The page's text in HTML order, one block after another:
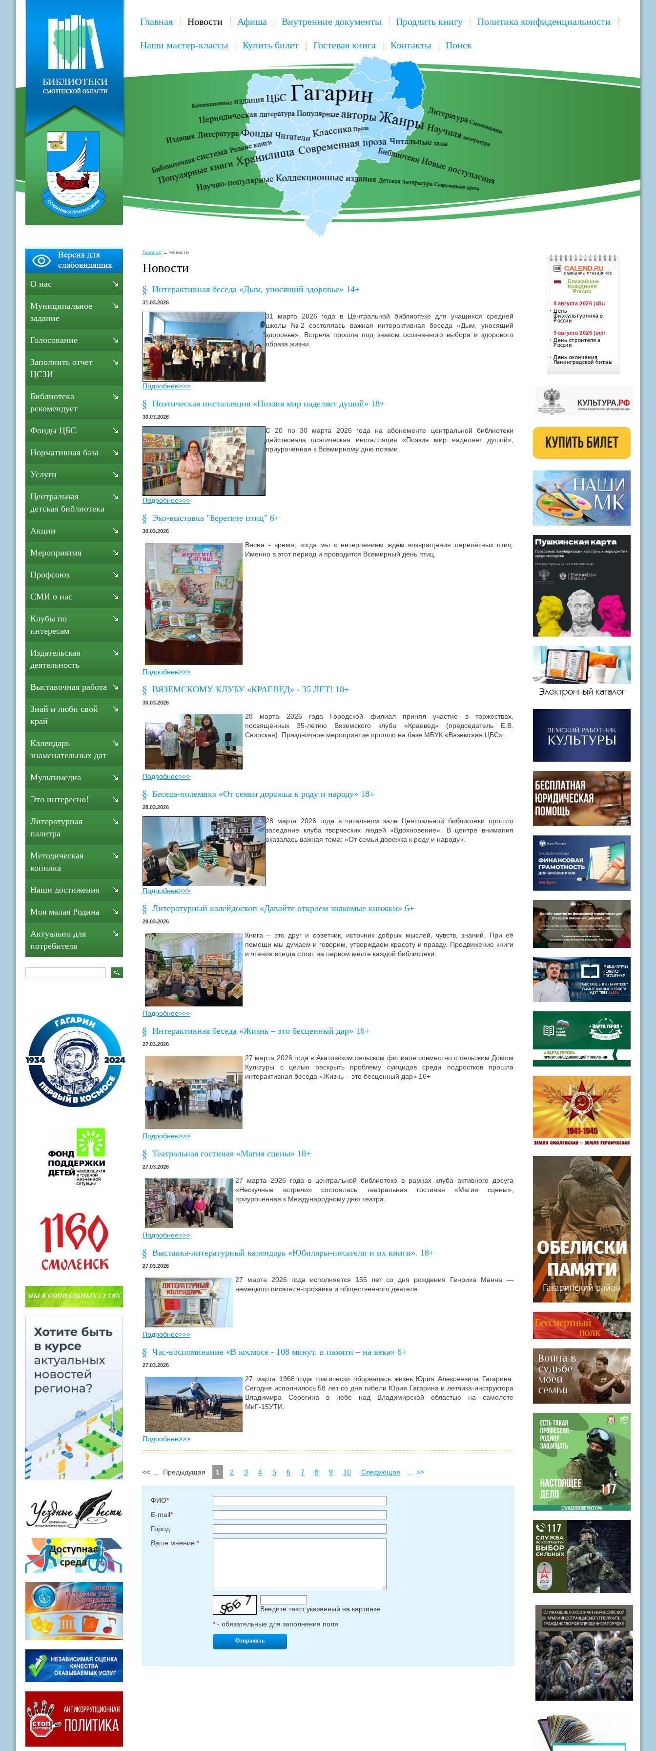
Главная Новости Афиша Внутренние документы Продлить книгу Политика конфиденциальности
Наши мастер-классы Купить билет Гостевая книга Контакты Поиск
Главная Новости
Новости
Интерактивная беседа «Дым, уносящий здоровье» 14+
31.03.2026
31 марта 2026 года в Центральной библиотеке для учащихся средней
школы №2 состоялась важная интерактивная беседа «Дым, уносящий
здоровье». Встреча прошла под знаком осознанного выбора и здорового
образа жизни.
Подробнее>>>
Поэтическая инсталляция «Поэзия мир наделяет душой» 18+
30.03.2026
С 20 по 30 марта 2026 года на абонементе центральной библиотеки
действовала поэтическая инсталляция «Поэзия мир наделяет душой»,
приуроченная к Всемирному дню поэзии.
Подробнее>>>
Эко-выставка "Берегите птиц" 6+
30.03.2026
Весна - время, когда мы с нетерпением ждём возвращения перелётных птиц.
Именно в этот период и проводится Всемирный день птиц.
Подробнее>>>
ВЯЗЕМСКОМУ КЛУБУ «КРАЕВЕД» - 35 ЛЕТ! 18+
30.03.2026
28 марта 2026 года Городской филиал принял участие в торжествах,
посвященных 35-летию Вяземского клуба «Краевед» (председатель Е.В.
Свирская). Праздничное мероприятие прошло на базе МБУК «Вяземская ЦБС».
Подробнее>>>
Беседа-полемика «От семьи дорожка к роду и народу» 18+
28.03.2026
28 марта 2026 года в читальном зале Центральной библиотеки прошло
заседание клуба творческих людей «Вдохновение». В центре внимания
оказалась важная тема: «От семьи дорожка к роду и народу».
Подробнее>>>
Литературный калейдоскоп «Давайте откроем знакомые книжки» 6+
28.03.2026
Книга – это друг и советчик, источник добрых мыслей, чувств, знаний. При её
помощи мы думаем и говорим, утверждаем красоту и правду. Продвижение книги
и чтения всегда стоит на первом месте каждой библиотеки.
Подробнее>>>
Интерактивная беседа «Жизнь – это бесценный дар» 16+
27.03.2026
27 марта 2026 года в Акатовском сельском филиале совместно с сельским Домом
Культуры с целью раскрыть проблему суицидов среди подростков прошла
интерактивная беседа «Жизнь – это бесценный дар» 16+
Подробнее>>>
Театральная гостиная «Магия сцены» 18+
27.03.2026
27 марта 2026 года в центральной библиотеке в рамках клуба активного досуга
«Нескучные встречи» состоялась театральная гостиная «Магия сцены»,
приуроченная к Международному дню театра.
Подробнее>>>
Выставка-литературный календарь «Юбиляры-писатели и их книги». 18+
27.03.2026
27 марта 2026 года исполняется 155 лет со дня рождения Генриха Манна —
немецкого писателя-прозаика и общественного деятеля.
Подробнее>>>
Час-воспоминание «В космосе - 108 минут, в памяти – на века» 6+
27.03.2026
27 марта 1968 года трагически оборвалась жизнь Юрия Алексеевича Гагарина.
Сегодня исполнилось 58 лет со дня гибели Юрия Гагарина и летчика-инструктора
Владимира Серегина в небе над Владимирской областью на самолете
МиГ-15УТИ.
Подробнее>>>
<< Предыдущая 1 2 3 4 5 6 7 8 9 10 Следующая >>
ФИО*
E-mail*
Город
Ваше мнение *
Введите текcт указанный на картинке
* - обязательные для заполнения поля
Отправить
О нас
Муниципальное
задание
Голосование
Заполнить отчет
ЦСЗИ
Библиотека
рекомендует
Фонды ЦБС
Нормативная база
Услуги
Центральная
детская библиотека
Акции
Мероприятия
Профсоюз
СМИ о нас
Клубы по
интересам
Издательская
деятельность
Выставочная работа
Знай и люби свой
край
Календарь
знаменательных дат
Мультимедиа
Это интересно!
Литературная
палитра
Методическая
копилка
Наши достижения
Моя малая Родина
Актуально для
потребителя